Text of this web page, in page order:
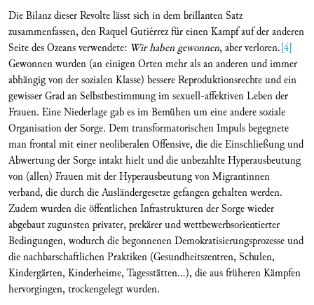
Die Bilanz dieser Revolte lässt sich in dem brillanten Satz
zusammenfassen, den Raquel Gutiérrez für einen Kampf auf der anderen
Seite des Ozeans verwendete: Wir haben gewonnen, aber verloren.[4]
Gewonnen wurden (an einigen Orten mehr als an anderen und immer
abhängig von der sozialen Klasse) bessere Reproduktionsrechte und ein
gewisser Grad an Selbstbestimmung im sexuell-affektiven Leben der
Frauen. Eine Niederlage gab es im Bemühen um eine andere soziale
Organisation der Sorge. Dem transformatorischen Impuls begegnete
man frontal mit einer neoliberalen Offensive, die die Einschließung und
Abwertung der Sorge intakt hielt und die unbezahlte Hyperausbeutung
von (allen) Frauen mit der Hyperausbeutung von Migrantinnen
verband, die durch die Ausländergesetze gefangen gehalten werden.
Zudem wurden die öffentlichen Infrastrukturen der Sorge wieder
abgebaut zugunsten privater, prekärer und wettbewerbsorientierter
Bedingungen, wodurch die begonnenen Demokratisierungsprozesse und
die nachbarschaftlichen Praktiken (Gesundheitszentren, Schulen,
Kindergärten, Kinderheime, Tagesstätten…), die aus früheren Kämpfen
hervorgingen, trockengelegt wurden.